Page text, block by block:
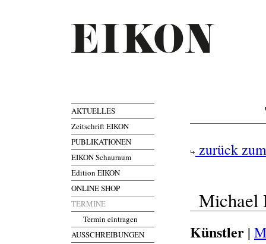
AKTUELLES
Zeitschrift EIKON
PUBLIKATIONEN
EIKON Schauraum
Edition EIKON
ONLINE SHOP
TERMINE
Termin eintragen
AUSSCHREIBUNGEN
zurück
Michael
Künstler |